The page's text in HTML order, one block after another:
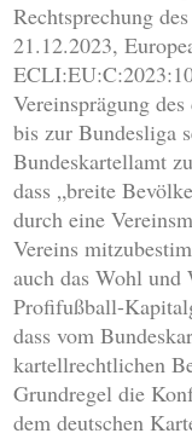
Rechtsprechung
21.12.2023,
Vereinsprägung
bis zur Bundesliga
Bundeskartellamt
dass „breite
durch eine
Vereins
auch das Wohl und
Profifußball-
dass vom
kartellrechtlichen
Grundregel die
dem deutschen